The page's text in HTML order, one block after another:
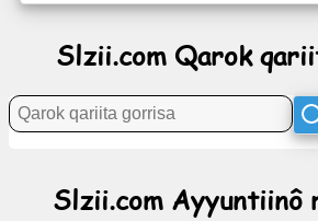
retteemah
Xaagu
muucitte
Slzii.com Qarok
Slzii.com Ayyuntiinô